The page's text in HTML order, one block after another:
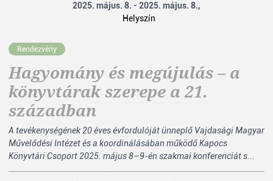
2025. május. 8. - 2025. május. 8.,
Helyszín
Rendezvény
Hagyomány és megújulás – a
könyvtárak szerepe a 21.
században
A tevékenységének 20 éves évfordulóját ünneplő Vajdasági Magyar
Művelődési Intézet és a koordinálásában működő Kapocs
Könyvtári Csoport 2025. május 8–9-én szakmai konferenciát s...